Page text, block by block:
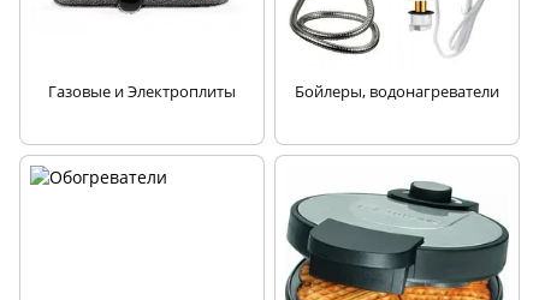
Газовые и Электроплиты Бойлеры, водонагреватели